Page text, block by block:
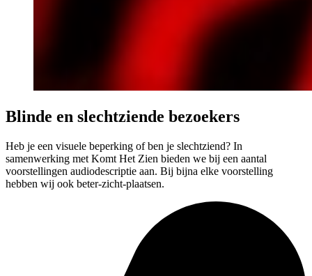
Blinde en slechtziende bezoekers
Heb je een visuele beperking of ben je slechtziend? In
samenwerking met Komt Het Zien bieden we bij een aantal
voorstellingen audiodescriptie aan. Bij bijna elke voorstelling
hebben wij ook beter-zicht-plaatsen.